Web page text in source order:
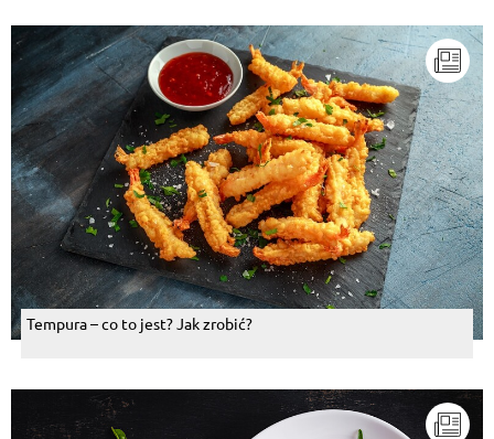
Tempura – co to jest? Jak zrobić?